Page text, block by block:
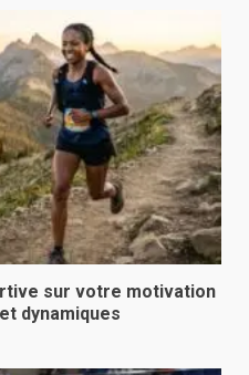
sur votre motivation
dynamiques